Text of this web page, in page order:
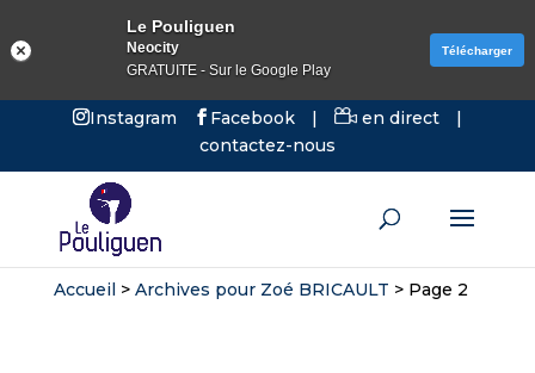
Instagram Facebook | en direct
|
contactez-nous
Accueil> Archives pour Zoé BRICAULT > Page 2
Le Pouliguen
Neocity
GRATUITE - Sur le Google Play
Télécharger